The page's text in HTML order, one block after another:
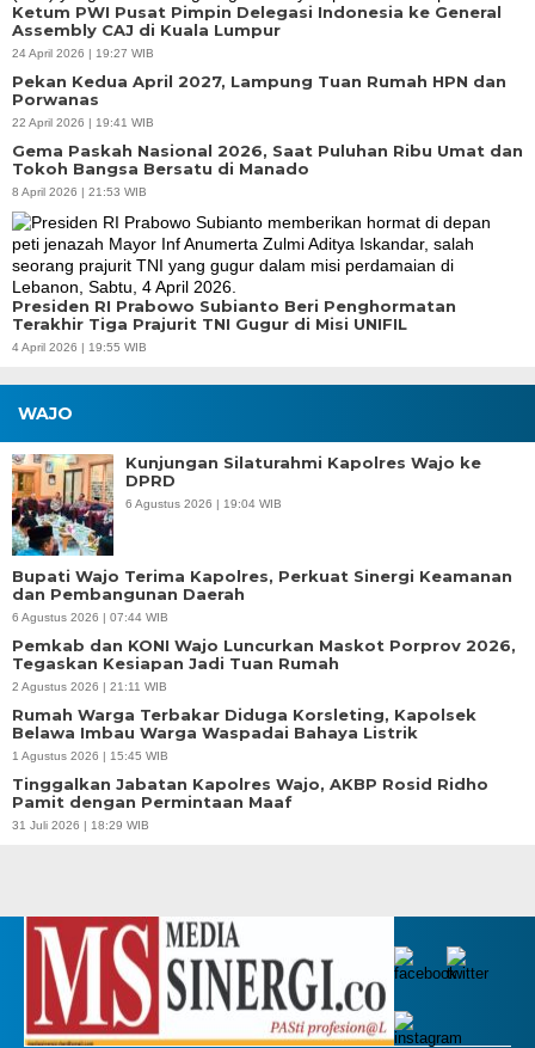
Ketum PWI Pusat Pimpin Delegasi Indonesia ke General
Assembly CAJ di Kuala Lumpur
24 April 2026 | 19:27 WIB
Pekan Kedua April 2027, Lampung Tuan Rumah HPN dan
Porwanas
22 April 2026 | 19:41 WIB
Gema Paskah Nasional 2026, Saat Puluhan Ribu Umat dan
Tokoh Bangsa Bersatu di Manado
8 April 2026 | 21:53 WIB
Presiden RI Prabowo Subianto Beri Penghormatan
Terakhir Tiga Prajurit TNI Gugur di Misi UNIFIL
4 April 2026 | 19:55 WIB
WAJO
Kunjungan Silaturahmi Kapolres Wajo ke
DPRD
6 Agustus 2026 | 19:04 WIB
Bupati Wajo Terima Kapolres, Perkuat Sinergi Keamanan
dan Pembangunan Daerah
6 Agustus 2026 | 07:44 WIB
Pemkab dan KONI Wajo Luncurkan Maskot Porprov 2026,
Tegaskan Kesiapan Jadi Tuan Rumah
2 Agustus 2026 | 21:11 WIB
Rumah Warga Terbakar Diduga Korsleting, Kapolsek
Belawa Imbau Warga Waspadai Bahaya Listrik
1 Agustus 2026 | 15:45 WIB
Tinggalkan Jabatan Kapolres Wajo, AKBP Rosid Ridho
Pamit dengan Permintaan Maaf
31 Juli 2026 | 18:29 WIB